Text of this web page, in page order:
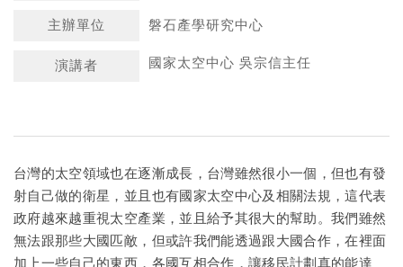
主辦單位 磐石產學研究中心
演講者 國家太空中心 吳宗信主任
台灣的太空領域也在逐漸成長，台灣雖然很小一個，但也有發
射自己做的衛星，並且也有國家太空中心及相關法規，這代表
政府越來越重視太空產業，並且給予其很大的幫助。我們雖然
無法跟那些大國匹敵，但或許我們能透過跟大國合作，在裡面
加上一些自己的東西，各國互相合作，讓移民計劃真的能達